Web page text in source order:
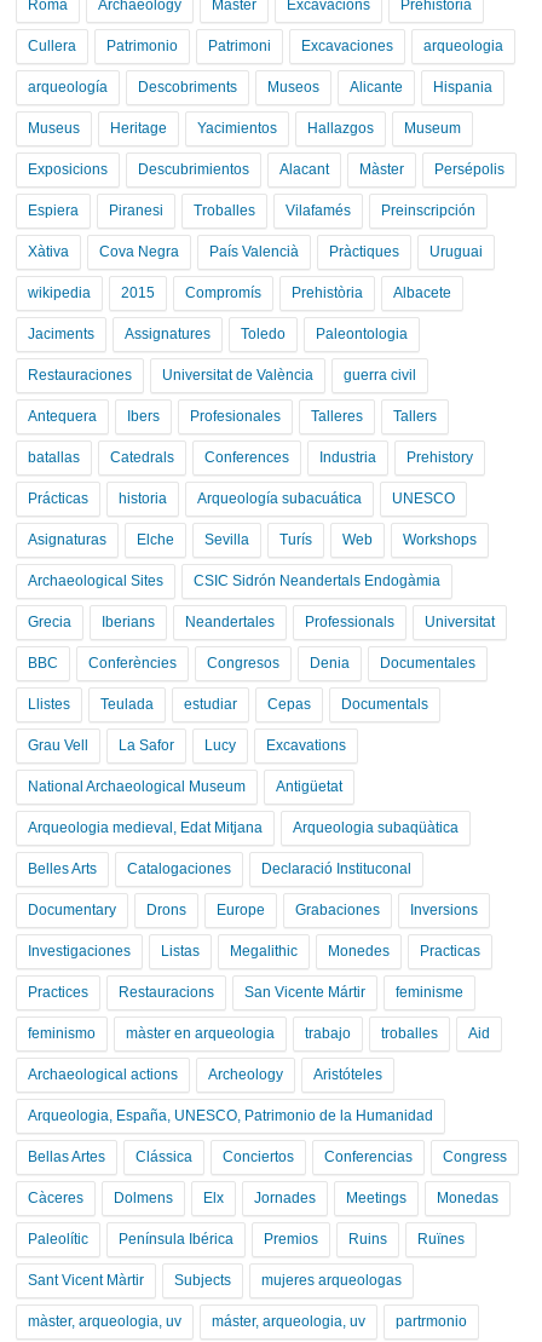
Roma Archaeology Máster Excavacions Prehistoria
Cullera Patrimonio Patrimoni Excavaciones arqueologia
arqueología Descobriments Museos Alicante Hispania
Museus Heritage Yacimientos Hallazgos Museum
Exposicions Descubrimientos Alacant Màster Persépolis
Espiera Piranesi Troballes Vilafamés Preinscripción
Xàtiva Cova Negra País Valencià Pràctiques Uruguai
wikipedia 2015 Compromís Prehistòria Albacete
Jaciments Assignatures Toledo Paleontologia
Restauraciones Universitat de València guerra civil
Antequera Ibers Profesionales Talleres Tallers
batallas Catedrals Conferences Industria Prehistory
Prácticas historia Arqueología subacuática UNESCO
Asignaturas Elche Sevilla Turís Web Workshops
Archaeological Sites CSIC Sidrón Neandertals Endogàmia
Grecia Iberians Neandertales Professionals Universitat
BBC Conferències Congresos Denia Documentales
Llistes Teulada estudiar Cepas Documentals
Grau Vell La Safor Lucy Excavations
National Archaeological Museum Antigüetat
Arqueologia medieval, Edat Mitjana Arqueologia subaqüàtica
Belles Arts Catalogaciones Declaració Instituconal
Documentary Drons Europe Grabaciones Inversions
Investigaciones Listas Megalithic Monedes Practicas
Practices Restauracions San Vicente Mártir feminisme
feminismo màster en arqueologia trabajo troballes Aid
Archaeological actions Archeology Aristóteles
Arqueologia, España, UNESCO, Patrimonio de la Humanidad
Bellas Artes Clássica Conciertos Conferencias Congress
Càceres Dolmens Elx Jornades Meetings Monedas
Paleolític Península Ibérica Premios Ruins Ruïnes
Sant Vicent Màrtir Subjects mujeres arqueologas
màster, arqueologia, uv máster, arqueologia, uv partrmonio